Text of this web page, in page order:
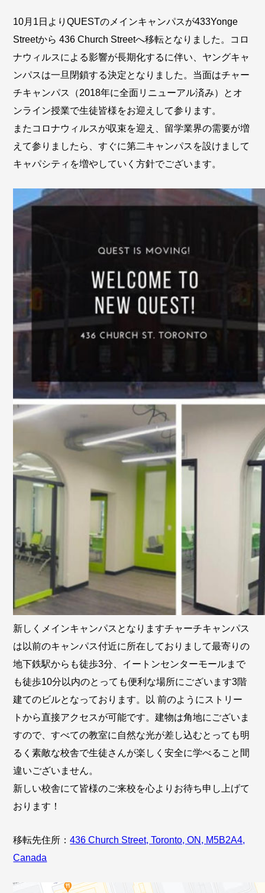
10月1日よりQUESTのメインキャンパスが433Yonge
Streetから 436 Church Streetへ移転となりました。コロ
ナウィルスによる影響が長期化するに伴い、ヤングキャ
ンパスは一旦閉鎖する決定となりました。当面はチャー
チキャンパス（2018年に全面リニューアル済み）とオ
ンライン授業で生徒皆様をお迎えして参ります。
またコロナウィルスが収束を迎え、留学業界の需要が増
えて参りましたら、すぐに第二キャンパスを設けまして
キャパシティを増やしていく方針でございます。
新しくメインキャンパスとなりますチャーチキャンパス
は以前のキャンパス付近に所在しておりまして最寄りの
地下鉄駅からも徒歩3分、イートンセンターモールまで
も徒歩10分以内のとっても便利な場所にございます3階
建てのビルとなっております。以 前のようにストリー
トから直接アクセスが可能です。建物は角地にございま
すので、すべての教室に自然な光が差し込むとっても明
るく素敵な校舎で生徒さんが楽しく安全に学べること間
違いございません。
新しい校舎にて皆様のご来校を心よりお待ち申し上げて
おります！
移転先住所：436 Church Street, Toronto, ON, M5B2A4,
Canada